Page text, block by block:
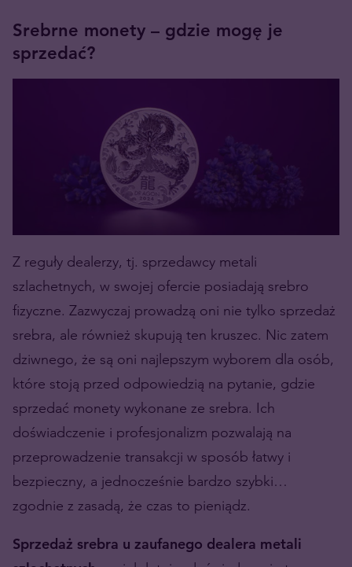
Srebrne monety – gdzie mogę je
sprzedać?
Z reguły dealerzy, tj. sprzedawcy metali
szlachetnych, w swojej ofercie posiadają srebro
fizyczne. Zazwyczaj prowadzą oni nie tylko sprzedaż
srebra, ale również skupują ten kruszec. Nic zatem
dziwnego, że są oni najlepszym wyborem dla osób,
które stoją przed odpowiedzią na pytanie, gdzie
sprzedać monety wykonane ze srebra. Ich
doświadczenie i profesjonalizm pozwalają na
przeprowadzenie transakcji w sposób łatwy i
bezpieczny, a jednocześnie bardzo szybki…
zgodnie z zasadą, że czas to pieniądz.
Sprzedaż srebra u zaufanego dealera metali